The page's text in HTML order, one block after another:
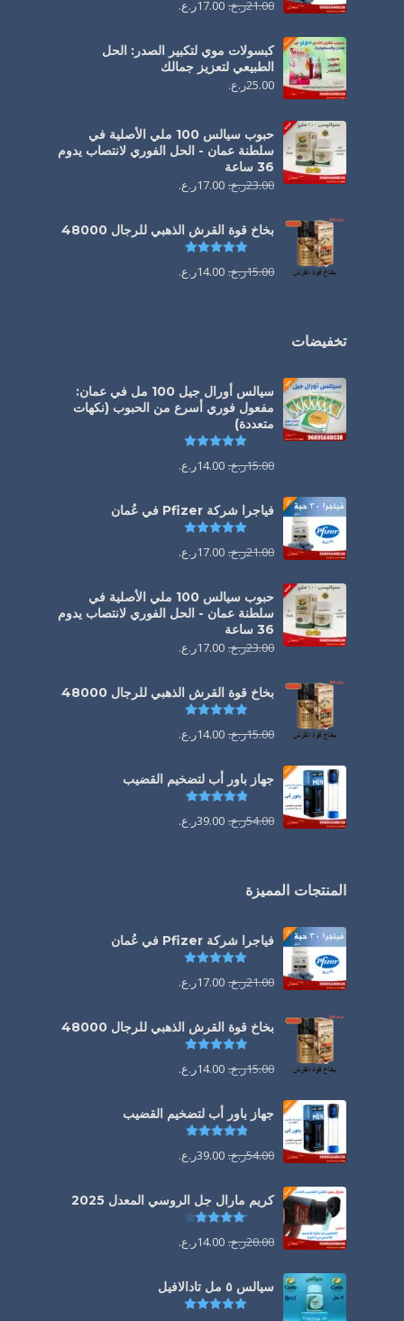
21.00ر.ع. 17.00ر.ع.
كبسولات موي لتكبير الصدر: الحل
الطبيعي لتعزيز جمالك
25.00ر.ع.
حبوب سيالس 100 ملي الأصلية في
سلطنة عمان - الحل الفوري لانتصاب يدوم
36 ساعة
23.00ر.ع. 17.00ر.ع.
بخاخ قوة القرش الذهبي للرجال 48000
تم التقييم
15.00ر.ع. 14.00ر.ع.
تخفيضات
سيالس أورال جيل 100 مل في عمان:
مفعول فوري أسرع من الحبوب (نكهات
متعددة)
15.00ر.ع. 14.00ر.ع.
فياجرا شركة Pfizer في عُمان
21.00ر.ع. 17.00ر.ع.
حبوب سيالس 100 ملي الأصلية في
سلطنة عمان - الحل الفوري لانتصاب يدوم
36 ساعة
23.00ر.ع. 17.00ر.ع.
بخاخ قوة القرش الذهبي للرجال 48000
تم التقييم
15.00ر.ع. 14.00ر.ع.
جهاز باور أب لتضخيم القضيب
تم التقييم
54.00ر.ع. 39.00ر.ع.
المنتجات المميزة
فياجرا شركة Pfizer في عُمان
21.00ر.ع. 17.00ر.ع.
بخاخ قوة القرش الذهبي للرجال 48000
تم التقييم
15.00ر.ع. 14.00ر.ع.
جهاز باور أب لتضخيم القضيب
تم التقييم
54.00ر.ع. 39.00ر.ع.
كريم مارال جل الروسي المعدل 2025
تم التقييم
20.00ر.ع. 14.00ر.ع.
سيالس ٥ مل تادالافيل